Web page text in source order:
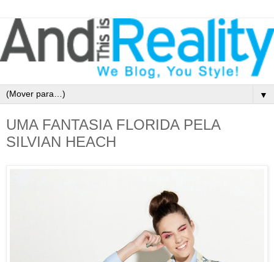
▼
UMA FANTASIA FLORIDA PELA
SILVIAN HEACH